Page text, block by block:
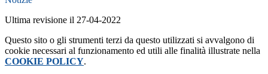
Ultima revisione il 27-04-2022
Questo sito o gli strumenti terzi da questo utilizzati si avvalgono di
cookie necessari al funzionamento ed utili alle finalità illustrate nella
COOKIE POLICY.